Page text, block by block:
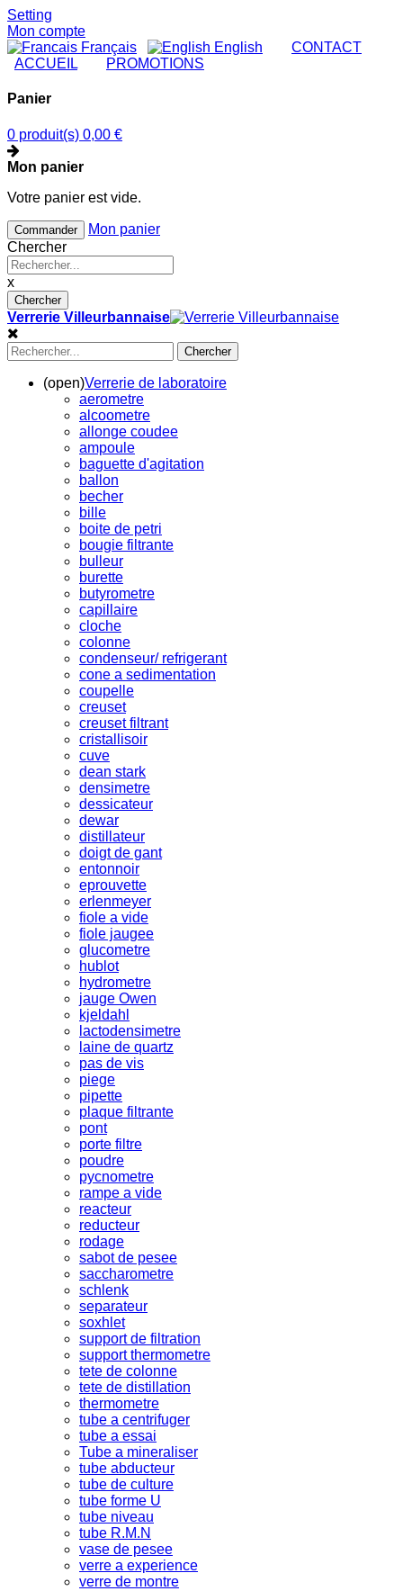
Setting
Mon compte
Français
English CONTACT
ACCUEIL
PROMOTIONS
Panier
0 produit(s) 0,00 €
Mon panier
Votre panier est vide.
Commander
Mon panier
Chercher
x
Chercher
Verrerie Villeurbannaise
Chercher
(open)Verrerie de laboratoire
aerometre
alcoometre
allonge coudee
ampoule
baguette d'agitation
ballon
becher
bille
boite de petri
bougie filtrante
bulleur
burette
butyrometre
capillaire
cloche
colonne
condenseur/ refrigerant
cone a sedimentation
coupelle
creuset
creuset filtrant
cristallisoir
cuve
dean stark
densimetre
dessicateur
dewar
distillateur
doigt de gant
entonnoir
eprouvette
erlenmeyer
fiole a vide
fiole jaugee
glucometre
hublot
hydrometre
jauge Owen
kjeldahl
lactodensimetre
laine de quartz
pas de vis
piege
pipette
plaque filtrante
pont
porte filtre
poudre
pycnometre
rampe a vide
reacteur
reducteur
rodage
sabot de pesee
saccharometre
schlenk
separateur
soxhlet
support de filtration
support thermometre
tete de colonne
tete de distillation
thermometre
tube a centrifuger
tube a essai
Tube a mineraliser
tube abducteur
tube de culture
tube forme U
tube niveau
tube R.M.N
vase de pesee
verre a experience
verre de montre